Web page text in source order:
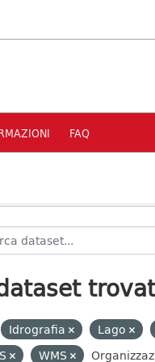
FAQ
Idrografia Lago
WMS